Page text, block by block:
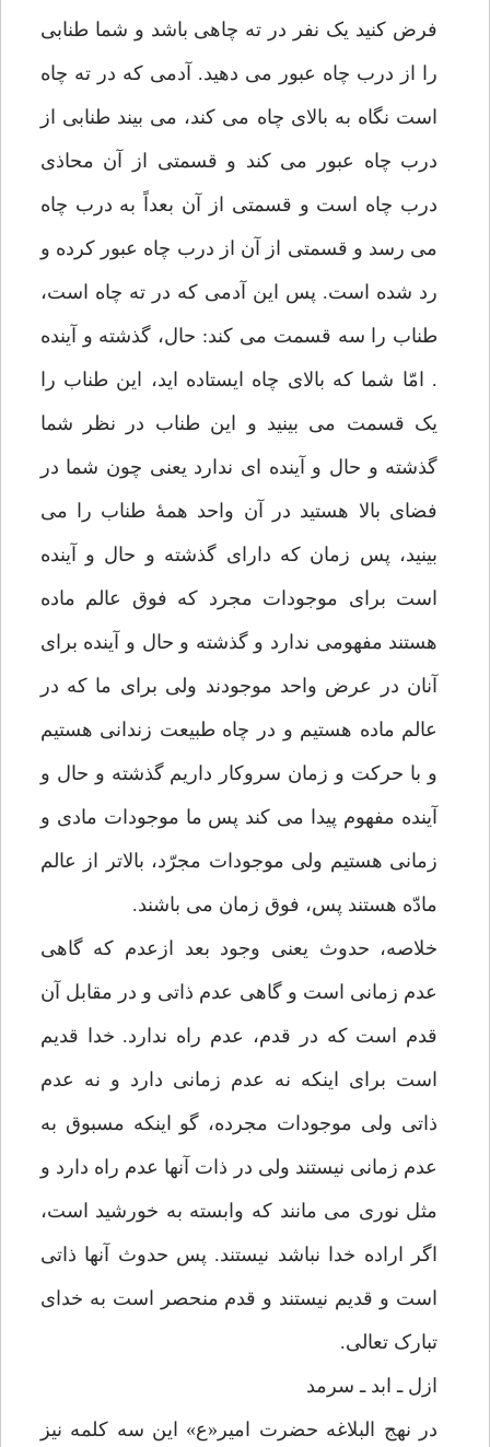
فرض کنید یک نفر در ته چاهی باشد و شما طنابی
را از درب چاه عبور می دهید. آدمی که در ته چاه
است نگاه به بالای چاه می کند، می بیند طنابی از
درب چاه عبور می کند و قسمتی از آن محاذی
درب چاه است و قسمتی از آن بعداً به درب چاه
می رسد و قسمتی از آن از درب چاه عبور کرده و
رد شده است. پس این آدمی که در ته چاه است،
طناب را سه قسمت می کند: حال، گذشته و آینده
. امّا شما که بالای چاه ایستاده اید، این طناب را
یک قسمت می بینید و این طناب در نظر شما
گذشته و حال و آینده ای ندارد یعنی چون شما در
فضای بالا هستید در آن واحد همۀ طناب را می
بینید، پس زمان که دارای گذشته و حال و آینده
است برای موجودات مجرد که فوق عالم ماده
هستند مفهومی ندارد و گذشته و حال و آینده برای
آنان در عرض واحد موجودند ولی برای ما که در
عالم ماده هستیم و در چاه طبیعت زندانی هستیم
و با حرکت و زمان سروکار داریم گذشته و حال و
آینده مفهوم پیدا می کند پس ما موجودات مادی و
زمانی هستیم ولی موجودات مجرّد، بالاتر از عالم
مادّه هستند پس، فوق زمان می باشند.
خلاصه، حدوث یعنی وجود بعد ازعدم که گاهی
عدم زمانی است و گاهی عدم ذاتی و در مقابل آن
قدم است که در قدم، عدم راه ندارد. خدا قدیم
است برای اینکه نه عدم زمانی دارد و نه عدم
ذاتی ولی موجودات مجرده، گو اینکه مسبوق به
عدم زمانی نیستند ولی در ذات آنها عدم راه دارد و
مثل نوری می مانند که وابسته به خورشید است،
اگر اراده خدا نباشد نیستند. پس حدوث آنها ذاتی
است و قدیم نیستند و قدم منحصر است به خدای
تبارک تعالی.
ازل ـ ابد ـ سرمد
در نهج البلاغه حضرت امیر«ع» این سه کلمه نیز